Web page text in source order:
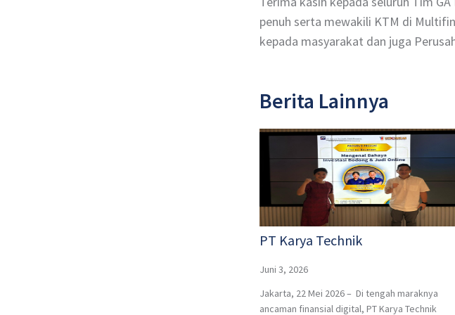
penuh serta mewakili KTM di
kepada masyarakat dan juga
Berita Lainnya
PT Karya Technik
Juni 3, 2026
Jakarta, 22 Mei 2026 – Di tengah maraknya
ancaman finansial digital, PT Karya Technik